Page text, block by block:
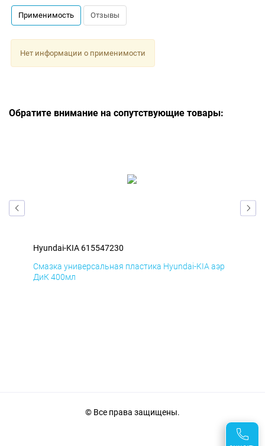
Применимость Отзывы
Нет информации о применимости
Обратите внимание на сопутствующие товары:
Hyundai-KIA 615547230
Смазка универсальная пластика Hyundai-KIA аэр
ДиК 400мл
© Все права защищены.